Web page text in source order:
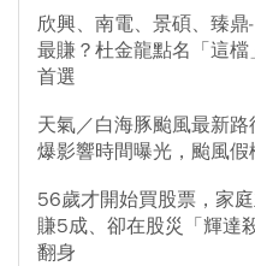
欣興、南電、景碩、臻
最賺？杜金龍點名「這
首選
天氣／白海豚颱風最新
爆影響時間曝光，颱風
56歲才開始買股票，家
賺5成、卻在股災「輝達
翻身